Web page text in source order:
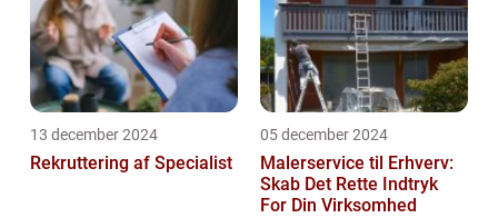
13 december 2024
Rekruttering af Specialist
05 december 2024
Malerservice til Erhverv:
Skab Det Rette Indtryk
For Din Virksomhed